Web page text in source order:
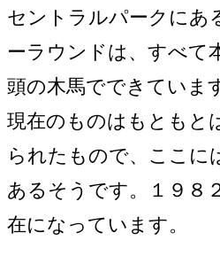
セントラルパークにあ
ーラウンドは、すべて
頭の木馬でできていま
現在のものはもともと
られたもので、ここに
あるそうです。１９８
在になっています。